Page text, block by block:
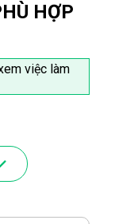
HỢP
việc làm